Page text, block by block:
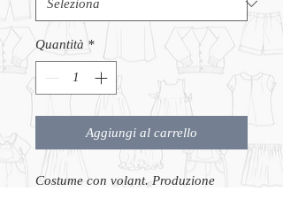
Quantità *
Aggiungi al carrello
Costume con volant. Produzione